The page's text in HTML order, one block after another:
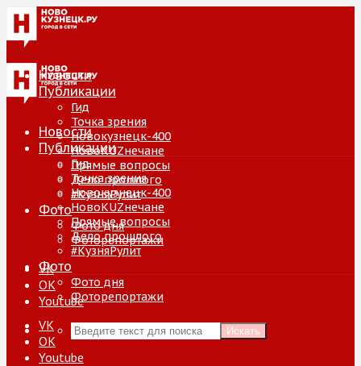
Новости
Публикации
Гид
Точка зрения
Новокузнецк-400
НовоKUZнечане
Прямые вопросы
Дело прошлого
#КузняРулит
Фото
Фото дня
Фоторепортажи
VK
ОК
Youtube
Искать
Новости
Публикации
Гид
Точка зрения
Новокузнецк-400
НовоKUZнечане
Прямые вопросы
Дело прошлого
#КузняРулит
Фото
Фото дня
Фоторепортажи
VK
ОК
Youtube